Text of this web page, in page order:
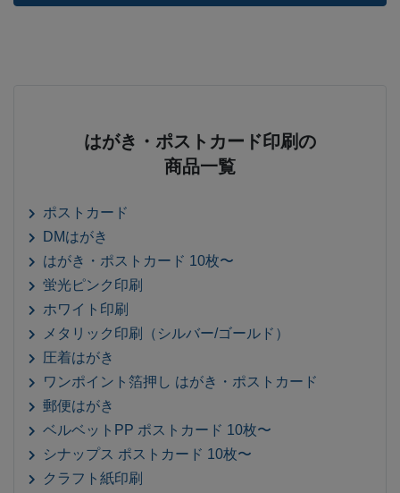
はがき・ポストカード印刷の
商品一覧
ポストカード
DMはがき
はがき・ポストカード 10枚〜
蛍光ピンク印刷
ホワイト印刷
メタリック印刷（シルバー/ゴールド）
圧着はがき
ワンポイント箔押し はがき・ポストカード
郵便はがき
ベルベットPP ポストカード 10枚〜
シナップス ポストカード 10枚〜
クラフト紙印刷